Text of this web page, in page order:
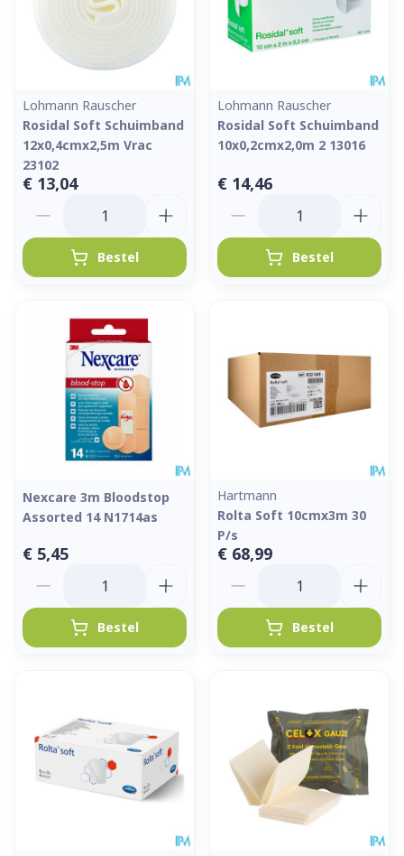
Lohmann Rauscher
Rosidal Soft Schuimband
12x0,4cmx2,5m Vrac
23102
€ 13,04
Bestel
Lohmann Rauscher
Rosidal Soft Schuimband
10x0,2cmx2,0m 2 13016
€ 14,46
Bestel
Nexcare 3m Bloodstop
Assorted 14 N1714as
€ 5,45
Bestel
Hartmann
Rolta Soft 10cmx3m 30
P/s
€ 68,99
Bestel